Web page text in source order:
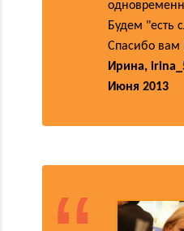
Будем "есть
Спасибо вам
Ирина,
Июня 2013